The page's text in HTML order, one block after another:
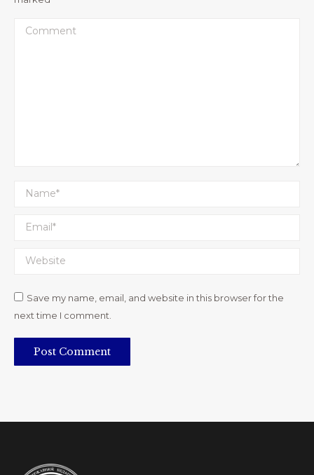
Comment
Name *
Email *
Website
Save my name, email, and website in this browser for the
next time I comment.
Post Comment